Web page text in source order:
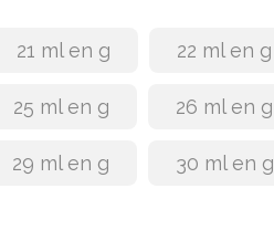
21 ml en g 22 ml en g
25 ml en g 26 ml en g
29 ml en g 30 ml en g